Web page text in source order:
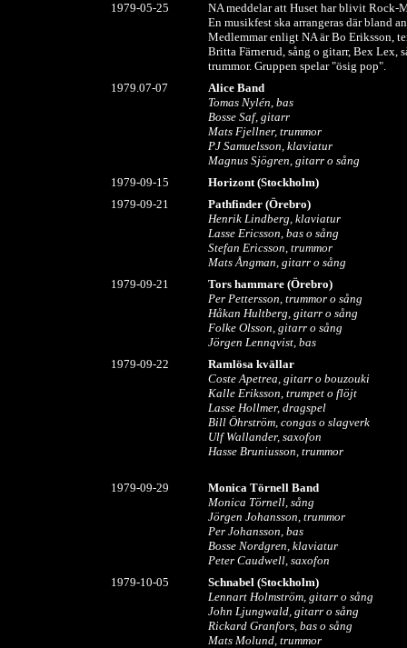
1979-05-25
NA meddelar att Huset har blivit Rock-
En musikfest ska arrangeras där bland
Medlemmar enligt NA är Bo Eriksson,
Britta Färnerud, sång o gitarr, Bex Lex,
trummor. Gruppen spelar "ösig pop".
1979.07-07
Alice Band
Tomas Nylén, bas
Bosse Saf, gitarr
Mats Fjellner, trummor
PJ Samuelsson, klaviatur
Magnus Sjögren, gitarr o sång
1979-09-15
Horizont (Stockholm)
1979-09-21
Pathfinder (Örebro)
Henrik Lindberg, klaviatur
Lasse Ericsson, bas o sång
Stefan Ericsson, trummor
Mats Ångman, gitarr o sång
1979-09-21
Tors hammare (Örebro)
Per Pettersson, trummor o sång
Håkan Hultberg, gitarr o sång
Folke Olsson, gitarr o sång
Jörgen Lennqvist, bas
1979-09-22
Ramlösa kvällar
Coste Apetrea, gitarr o bouzouki
Kalle Eriksson, trumpet o flöjt
Lasse Hollmer, dragspel
Bill Öhrström, congas o slagverk
Ulf Wallander, saxofon
Hasse Bruniusson, trummor
1979-09-29
Monica Törnell Band
Monica Törnell, sång
Jörgen Johansson, trummor
Per Johansson, bas
Bosse Nordgren, klaviatur
Peter Caudwell, saxofon
1979-10-05
Schnabel (Stockholm)
Lennart Holmström, gitarr o sång
John Ljungwald, gitarr o sång
Rickard Granfors, bas o sång
Mats Molund, trummor